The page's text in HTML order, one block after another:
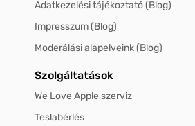
Adatkezelési tájékoztató (Blog)
Impresszum (Blog)
Moderálási alapelveink (Blog)
Szolgáltatások
We Love Apple szerviz
Teslabérlés